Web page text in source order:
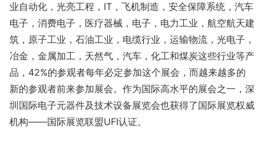
业自动化，光亮工程， IT，飞机制造，安全保障系统，汽车
电子，消费电子，医疗器械，电子，电力工业，航空航天建
筑，原子工业，石油工业，电缆行业，运输物流，光电子，
冶金，金属加工，天然气，汽车，化工和煤炭这些行业等产
品，42%的参观者每年必定参加这个展会，而越来越多的
新的参观者前来参加展会。作为国际高水平的展会之一，深
圳国际电子元器件及技术设备展览会也获得了国际展览权威
机构——国际展览联盟UFI认证。